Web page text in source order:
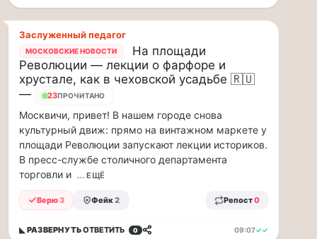
людей
с
сердечно-
сосудистыми
заболеваниями
жара
—
это
дополнительная
нагрузка
на
ВСК
выплатила
Заслуженный педагог
МОСКОВСКИЕ НОВОСТИ
На площади
Революции — лекции о фарфоре и
хрустале, как в чеховской усадьбе 🇷🇺
—
23ПРОЧИТАНО
Москвичи, привет! В нашем городе снова
культурный движ: прямо на винтажном маркете у
площади Революции запускают лекции историков.
В пресс-службе столичного департамента
торговли и ... ЕЩЁ
Верю3 Фейк2 Репост0
◣ РАЗВЕРНУТЬОТВЕТИТЬ 0 09:07✓✓